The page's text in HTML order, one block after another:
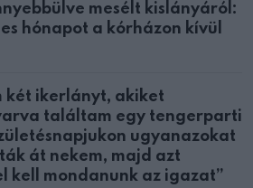
mesélt kislányáról:
hónapot a kórházon kívül
két ikerlányt, akiket
találtam egy tengerparti
ugyanazokat
át nekem, majd azt
kell mondanunk az igazat”